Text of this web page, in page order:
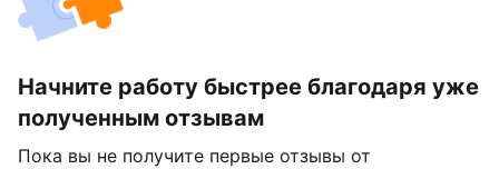
Начните работу быстрее благодаря уже
полученным отзывам
Пока вы не получите первые отзывы от